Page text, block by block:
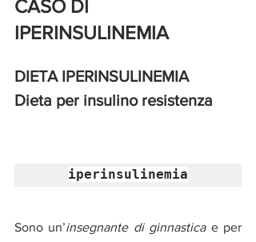
CASO DI
IPERINSULINEMIA
DIETA IPERINSULINEMIA
Dieta per insulino resistenza
iperinsulinemia
Sono un’insegnante di ginnastica e per